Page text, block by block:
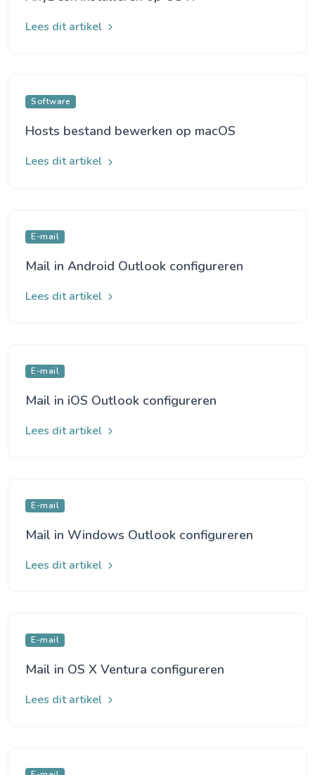
Lees dit artikel
Software
Hosts bestand bewerken op macOS
Lees dit artikel
E-mail
Mail in Android Outlook configureren
Lees dit artikel
E-mail
Mail in iOS Outlook configureren
Lees dit artikel
E-mail
Mail in Windows Outlook configureren
Lees dit artikel
E-mail
Mail in OS X Ventura configureren
Lees dit artikel